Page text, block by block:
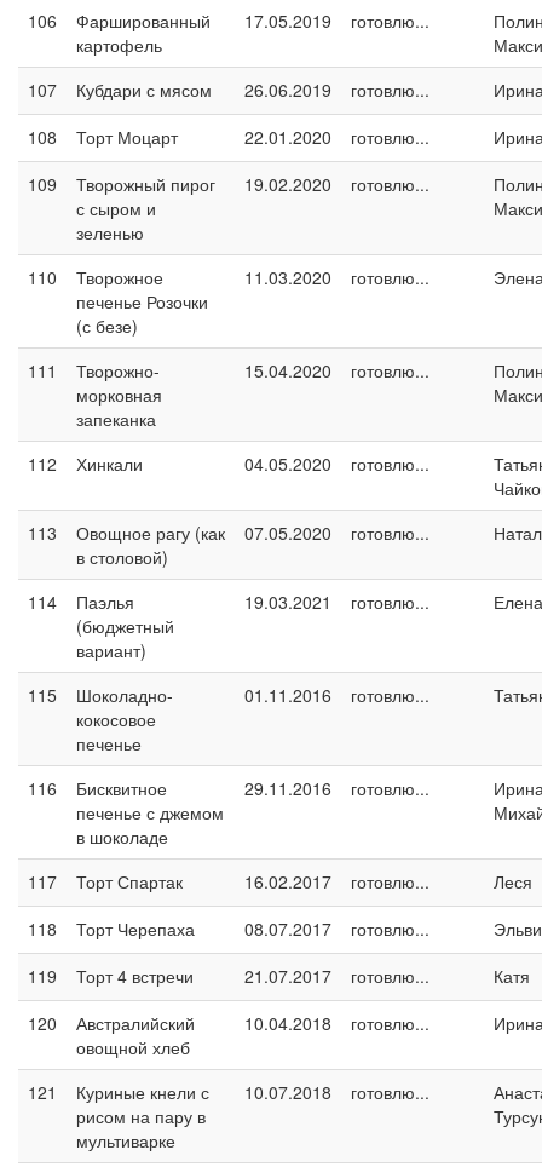
106
Фаршированный
картофель
17.05.2019 готовлю...
107
Кубдари с мясом 26.06.2019 готовлю...
108
Торт Моцарт 22.01.2020 готовлю...
109
Творожный пирог
с сыром и
зеленью
19.02.2020 готовлю...
110
Творожное
печенье Розочки
(с безе)
11.03.2020 готовлю...
111
Творожно-
морковная
запеканка
15.04.2020 готовлю...
112 Хинкали 04.05.2020 готовлю...
113
Овощное рагу (как
в столовой)
07.05.2020 готовлю...
114
Паэлья
(бюджетный
вариант)
19.03.2021 готовлю... Елена
115
Шоколадно-
кокосовое
печенье
01.11.2016 готовлю...
116
Бисквитное
печенье с джемом
в шоколаде
29.11.2016 готовлю...
117 Торт Спартак 16.02.2017 готовлю...
Леся
118
Торт Черепаха 08.07.2017 готовлю...
119
Торт 4 встречи 21.07.2017 готовлю...
Катя
120
Австралийский
овощной хлеб
10.04.2018 готовлю...
121
Куриные кнели с
рисом на пару в
мультиварке
10.07.2018 готовлю...